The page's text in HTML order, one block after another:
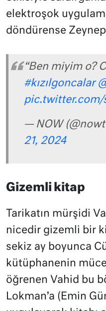
elektroşok
döndürense
“Ben miyim o?
#kızılgoncalar
pic.twitter.com/
— NOW
21, 2024
Gizemli kitap
Tarikatın mürşidi
nicedir gizemli bir
sekiz ay boyunca
kütüphanenin
öğrenen Vahid bu
Lokman’a (Emin